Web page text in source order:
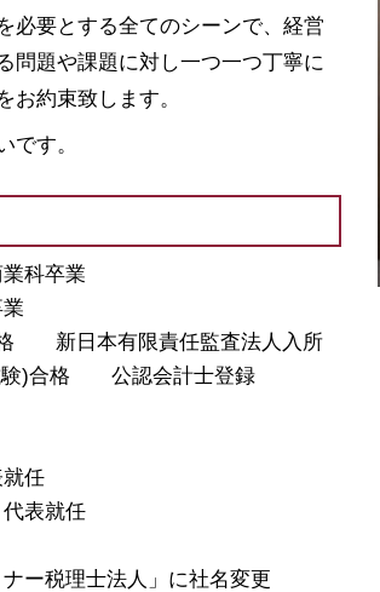
準
金融公庫 金利
資本金
利益率 計算
個人
必要とする全てのシーンで、経営
問題や課題に対し一つ一つ丁寧に
約束致します。
です。
科卒業
格 新日本有限責任監査法人入所
験)合格 公認会計士登録
任
表就任
ー税理士法人」に社名変更